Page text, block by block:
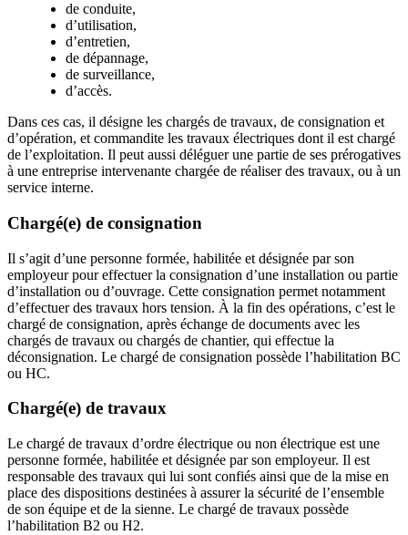
de conduite,
d’utilisation,
d’entretien,
de dépannage,
de surveillance,
d’accès.
Dans ces cas, il désigne les chargés de travaux, de consignation et
d’opération, et commandite les travaux électriques dont il est chargé
de l’exploitation. Il peut aussi déléguer une partie de ses prérogatives
à une entreprise intervenante chargée de réaliser des travaux, ou à un
service interne.
Chargé(e) de consignation
Il s’agit d’une personne formée, habilitée et désignée par son
employeur pour effectuer la consignation d’une installation ou partie
d’installation ou d’ouvrage. Cette consignation permet notamment
d’effectuer des travaux hors tension. À la fin des opérations, c’est le
chargé de consignation, après échange de documents avec les
chargés de travaux ou chargés de chantier, qui effectue la
déconsignation. Le chargé de consignation possède l’habilitation BC
ou HC.
Chargé(e) de travaux
Le chargé de travaux d’ordre électrique ou non électrique est une
personne formée, habilitée et désignée par son employeur. Il est
responsable des travaux qui lui sont confiés ainsi que de la mise en
place des dispositions destinées à assurer la sécurité de l’ensemble
de son équipe et de la sienne. Le chargé de travaux possède
l’habilitation B2 ou H2.